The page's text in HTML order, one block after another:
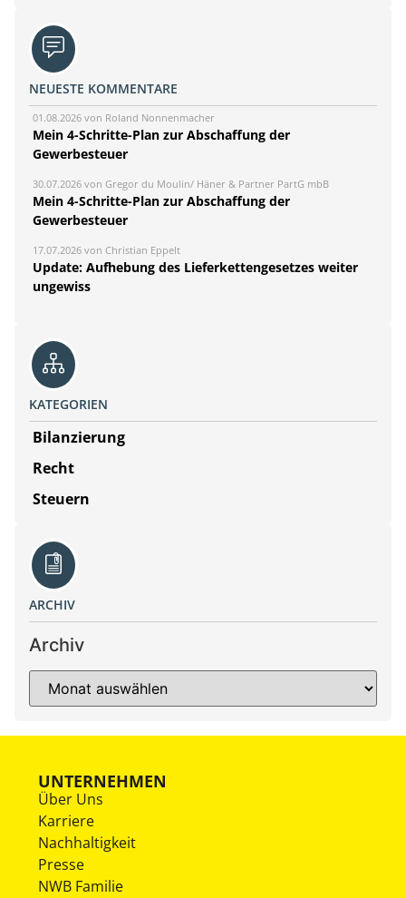
NEUESTE KOMMENTARE
01.08.2026 von Roland Nonnenmacher
Mein 4-Schritte-Plan zur Abschaffung der
Gewerbesteuer
30.07.2026 von Gregor du Moulin/ Häner & Partner PartG mbB
Mein 4-Schritte-Plan zur Abschaffung der
Gewerbesteuer
17.07.2026 von Christian Eppelt
Update: Aufhebung des Lieferkettengesetzes weiter
ungewiss
KATEGORIEN
Bilanzierung
Recht
Steuern
ARCHIV
Archiv
UNTERNEHMEN
Über Uns
Karriere
Nachhaltigkeit
Presse
NWB Familie